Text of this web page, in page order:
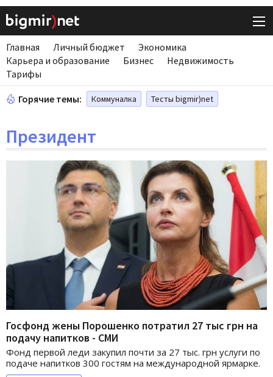
Главная Личный бюджет
Экономика
Карьера и образование
Бизнес
Недвижимость
Тарифы
Горячие темы: Коммуналка Тесты bigmir)net
Президент
Госфонд жены Порошенко потратил 27 тыс грн на
подачу напитков - СМИ
Фонд первой леди закупил почти за 27 тыс. грн услуги по
подаче напитков 300 гостям на международной ярмарке.